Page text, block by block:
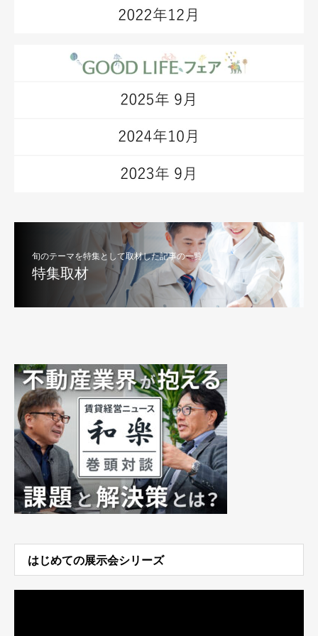
旬のテーマを特集として取材した記事の一覧
特集取材
はじめての展示会シリーズ